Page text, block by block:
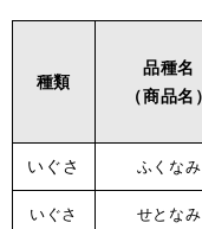
種類
品種名
（商品名）
いぐさ ふくなみ
いぐさ せとなみ